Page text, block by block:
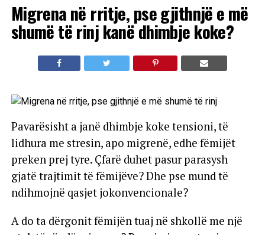
Migrena në rritje, pse gjithnjë e më
shumë të rinj kanë dhimbje koke?
Pavarësisht a janë dhimbje koke tensioni, të
lidhura me stresin, apo migrenë, edhe fëmijët
preken prej tyre. Çfarë duhet pasur parasysh
gjatë trajtimit të fëmijëve? Dhe pse mund të
ndihmojnë qasjet jokonvencionale?
A do ta dërgonit fëmijën tuaj në shkollë me një